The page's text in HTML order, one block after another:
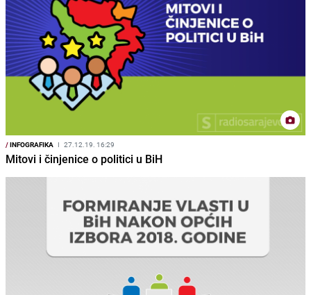
/INFOGRAFIKA I 27.12.19. 16:29
Mitovi i činjenice o politici u BiH